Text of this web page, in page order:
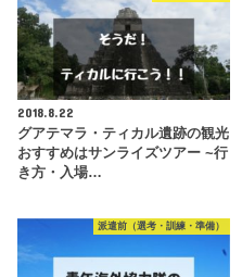
2018.8.22
グアテマラ・ティカル遺跡の観光
おすすめはサンライズツアー ~行
き方・入場…
派遣前（選考・訓練・準備）